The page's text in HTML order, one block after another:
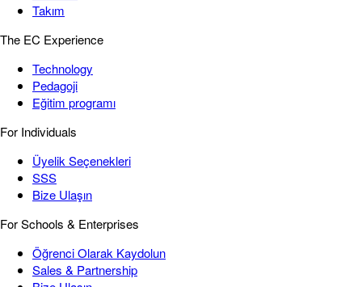
Takım
The EC Experience
Technology
Pedagoji
Eğitim programı
For Individuals
Üyelik Seçenekleri
SSS
Bize Ulaşın
For Schools & Enterprises
Öğrenci Olarak Kaydolun
Sales & Partnership